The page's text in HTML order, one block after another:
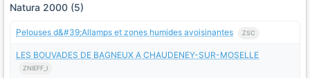
Natura 2000 (5)
Pelouses d&#39;Allamps et zones humides avoisinantes ZSC
LES BOUVADES DE BAGNEUX A CHAUDENEY-SUR-MOSELLE
ZNIEFF_I